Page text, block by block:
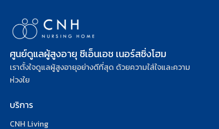
ศูนย์ดูแลผู้สูงอายุ ซีเอ็นเอช เนอร์สซิ่งโฮม
เราตั้งใจดูแลผู้สูงอายุอย่างดีที่สุด ด้วยความใส่ใจและความ
ห่วงใย
บริการ
CNH Living